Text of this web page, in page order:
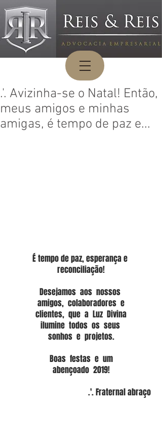
.'. Avizinha-se o Natal! Então,
meus amigos e minhas
amigas, é tempo de paz e...
É tempo de paz, esperança e
reconciliação!
Desejamos  aos  nossos
amigos,  colaboradores  e
clientes,  que  a  Luz  Divina
ilumine  todos  os  seus
sonhos  e  projetos.
Boas  festas  e  um
abençoado  2019!
.'. Fraternal abraço